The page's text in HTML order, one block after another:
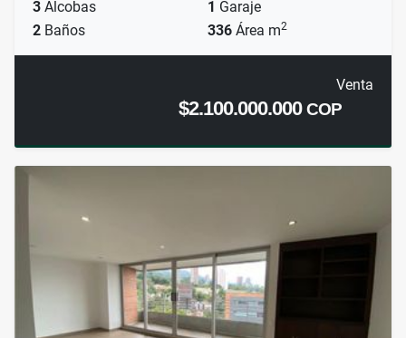
3 Alcobas 1 Garaje
2 Baños 336 Área m2
Venta
$2.100.000.000COP